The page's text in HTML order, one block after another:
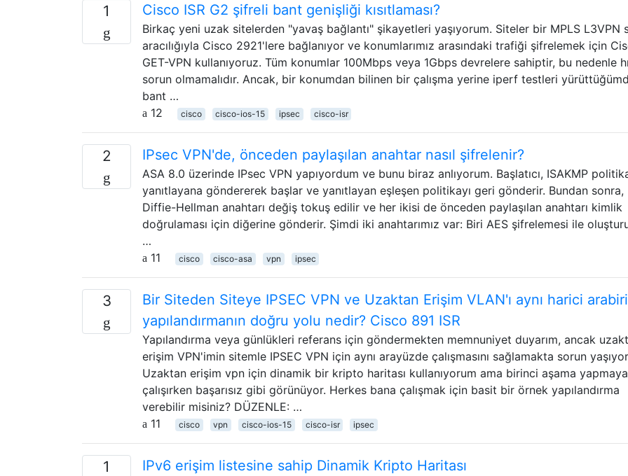
1 Cisco ISR G2 şifreli bant genişliği kısıtlaması?
Birkaç yeni uzak sitelerden "yavaş bağlantı" şikayetleri yaşıyorum. Siteler bir MPLS L3VPN
aracılığıyla Cisco 2921'lere bağlanıyor ve konumlarımız arasındaki trafiği şifrelemek için
GET-VPN kullanıyoruz. Tüm konumlar 100Mbps veya 1Gbps devrelere sahiptir, bu nedenle
sorun olmamalıdır. Ancak, bir konumdan bilinen bir çalışma yerine iperf testleri
bant …
12
cisco cisco-ios-15 ipsec cisco-isr
2 IPsec VPN'de, önceden paylaşılan anahtar nasıl şifrelenir?
ASA 8.0 üzerinde IPsec VPN yapıyordum ve bunu biraz anlıyorum. Başlatıcı, ISAKMP
yanıtlayana göndererek başlar ve yanıtlayan eşleşen politikayı geri gönderir. Bundan sonra,
Diffie-Hellman anahtarı değiş tokuş edilir ve her ikisi de önceden paylaşılan anahtarı kimlik
doğrulaması için diğerine gönderir. Şimdi iki anahtarımız var: Biri AES şifrelemesi ile
…
11
cisco cisco-asa vpn ipsec
3
Bir Siteden Siteye IPSEC VPN ve Uzaktan Erişim VLAN'ı aynı harici
yapılandırmanın doğru yolu nedir? Cisco 891 ISR
Yapılandırma veya günlükleri referans için göndermekten memnuniyet duyarım, ancak
erişim VPN'imin sitemle IPSEC VPN için aynı arayüzde çalışmasını sağlamakta sorun
Uzaktan erişim vpn için dinamik bir kripto haritası kullanıyorum ama birinci aşama yapmaya
çalışırken başarısız gibi görünüyor. Herkes bana çalışmak için basit bir örnek yapılandırma
verebilir misiniz? DÜZENLE: …
11
cisco vpn cisco-ios-15 cisco-isr ipsec
1 IPv6 erişim listesine sahip Dinamik Kripto Haritası